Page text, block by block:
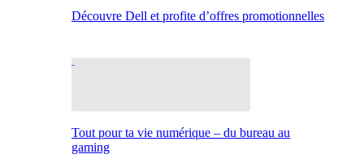
Découvre Dell et profite d’offres promotionnelles
Tout pour ta vie numérique – du bureau au
gaming